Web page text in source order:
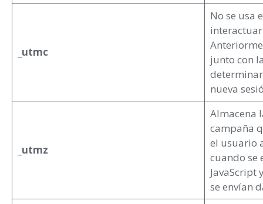
_utmc
No se usa
junto con
nueva
_utmz
Almacena
campaña
el usuario
cuando se
JavaScript
se envían